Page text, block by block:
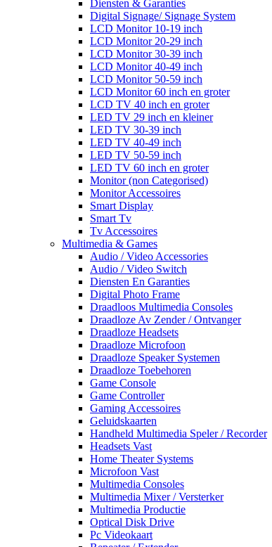
Diensten & Garanties
Digital Signage/ Signage System
LCD Monitor 10-19 inch
LCD Monitor 20-29 inch
LCD Monitor 30-39 inch
LCD Monitor 40-49 inch
LCD Monitor 50-59 inch
LCD Monitor 60 inch en groter
LCD TV 40 inch en groter
LED TV 29 inch en kleiner
LED TV 30-39 inch
LED TV 40-49 inch
LED TV 50-59 inch
LED TV 60 inch en groter
Monitor (non Categorised)
Monitor Accessoires
Smart Display
Smart Tv
Tv Accessoires
Multimedia & Games
Audio / Video Accessories
Audio / Video Switch
Diensten En Garanties
Digital Photo Frame
Draadloos Multimedia Consoles
Draadloze Av Zender / Ontvanger
Draadloze Headsets
Draadloze Microfoon
Draadloze Speaker Systemen
Draadloze Toebehoren
Game Console
Game Controller
Gaming Accessoires
Geluidskaarten
Handheld Multimedia Speler / Recorder
Headsets Vast
Home Theater Systems
Microfoon Vast
Multimedia Consoles
Multimedia Mixer / Versterker
Multimedia Productie
Optical Disk Drive
Pc Videokaart